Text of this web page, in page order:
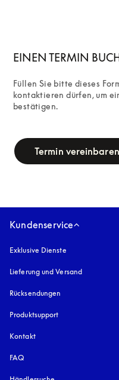
EINEN TERMIN
Füllen Sie bitte dieses
kontaktieren dürfen, um
bestätigen.
Termin vereinbaren
Kundenservice
Exklusive Dienste
Lieferung und Versand
Rücksendungen
Produktsupport
Kontakt
FAQ